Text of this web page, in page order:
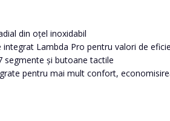
din oțel inoxidabil
Lambda Pro pentru valori de
segmente și butoane tactile
pentru mai mult confort,